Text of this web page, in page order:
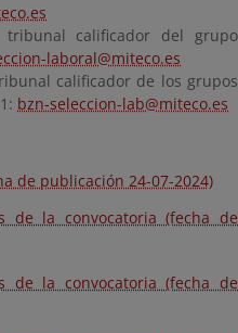
tribunal calificador del grupo
laboral@miteco.es
calificador de los grupos
bzn-seleccion-lab@miteco.es
de publicación 24-07-2024)
de la convocatoria (fecha de
de la convocatoria (fecha de